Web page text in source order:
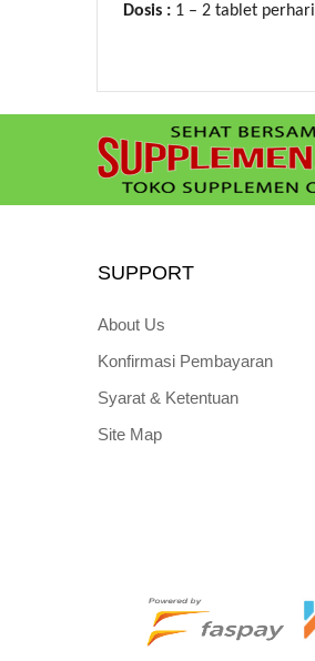
Dosis : 1 – 2 tablet perhari
SUPPORT
About Us
Konfirmasi Pembayaran
Syarat & Ketentuan
Site Map